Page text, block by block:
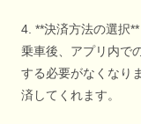
4. **決済方法の選択**
乗車後、アプリ内で
する必要がなくなり
済してくれます。